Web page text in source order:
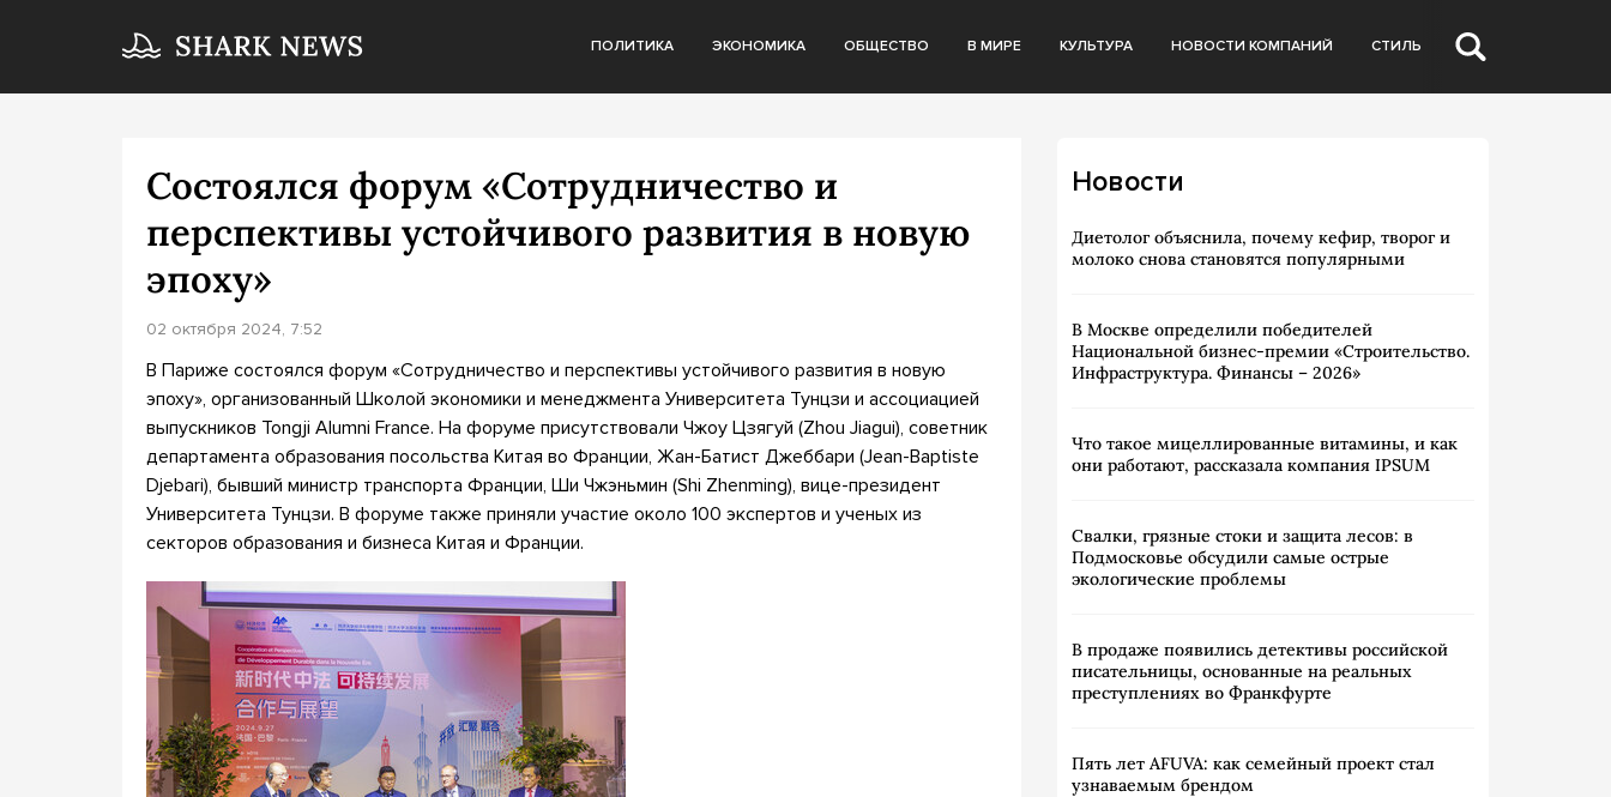
ПОЛИТИКА ЭКОНОМИКА ОБЩЕСТВО В МИРЕ КУЛЬТУРА НОВОСТИ КОМПАНИЙ СТИЛЬ
Состоялся форум «Сотрудничество и
перспективы устойчивого развития в новую
эпоху»
02 октября 2024, 7:52
В Париже состоялся форум «Сотрудничество и перспективы устойчивого развития в новую
эпоху», организованный Школой экономики и менеджмента Университета Тунцзи и ассоциацией
выпускников Tongji Alumni France. На форуме присутствовали Чжоу Цзягуй (Zhou Jiagui), советник
департамента образования посольства Китая во Франции, Жан-Батист Джеббари (Jean-Baptiste
Djebari), бывший министр транспорта Франции, Ши Чжэньмин (Shi Zhenming), вице-президент
Университета Тунцзи. В форуме также приняли участие около 100 экспертов и ученых из
секторов образования и бизнеса Китая и Франции.
Новости
Диетолог объяснила, почему кефир, творог и
молоко снова становятся популярными
В Москве определили победителей
Национальной бизнес-премии «Строительство.
Инфраструктура. Финансы – 2026»
Что такое мицеллированные витамины, и как
они работают, рассказала компания IPSUM
Свалки, грязные стоки и защита лесов: в
Подмосковье обсудили самые острые
экологические проблемы
В продаже появились детективы российской
писательницы, основанные на реальных
преступлениях во Франкфурте
Пять лет AFUVA: как семейный проект стал
узнаваемым брендом